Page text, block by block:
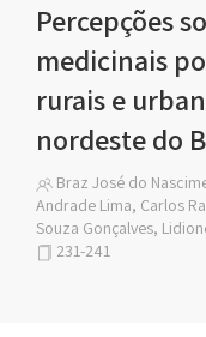
Percepções
medicinais
rurais e
nordeste do
Braz José do
Andrade Lima, Carlos
Souza Gonçalves,
231-241